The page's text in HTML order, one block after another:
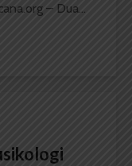
– Dua...